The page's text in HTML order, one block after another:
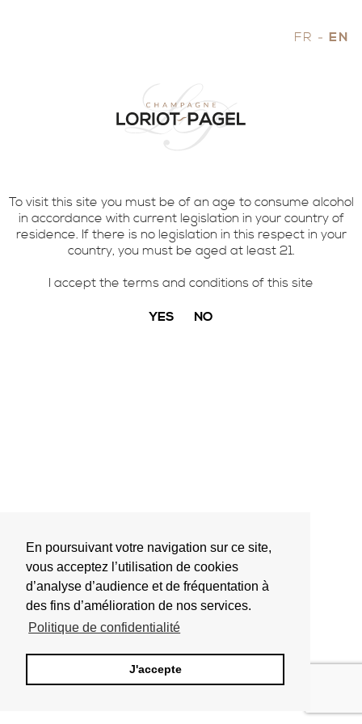
En poursuivant votre navigation sur ce site,
vous acceptez l’utilisation de cookies
d’analyse d’audience et de fréquentation à
des fins d’amélioration de nos services.
Politique de confidentialité
J'accepte
FR EN
To visit this site you must be of an age to consume alcohol
in accordance with current legislation in your country of
residence. If there is no legislation in this respect in your
country, you must be aged at least 21.
I accept the terms and conditions of this site
YES NO